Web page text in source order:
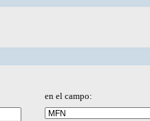
en el campo: